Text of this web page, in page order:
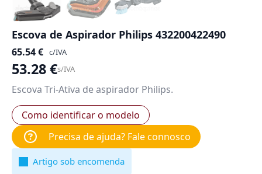
Escova de Aspirador Philips 432200422490
65.54€ c/IVA
53.28€s/IVA
Escova Tri-Ativa de aspirador Philips.
Como identificar o modelo
Precisa de ajuda? Fale connosco
Artigo sob encomenda